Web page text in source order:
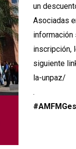
un
Asociadas
inscripción,
siguiente
la-unpaz/
.